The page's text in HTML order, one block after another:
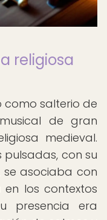
religiosa
como salterio de
de gran
medieval.
pulsadas, con su
se asociaba con
los contextos
presencia era